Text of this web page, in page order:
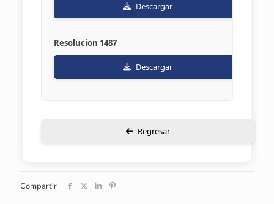
Descargar
Resolucion 1487
Descargar
Regresar
Compartir